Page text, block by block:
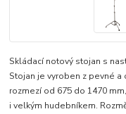
Skládací notový stojan s
Stojan je vyroben z pevné
rozmezí od 675 do 1470
i velkým hudebníkem.